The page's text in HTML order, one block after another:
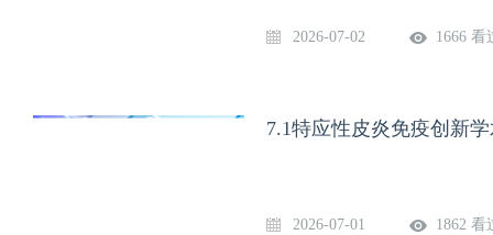
2026-07-02 1666 看
7.1特应性皮炎免疫创新
2026-07-01 1862 看